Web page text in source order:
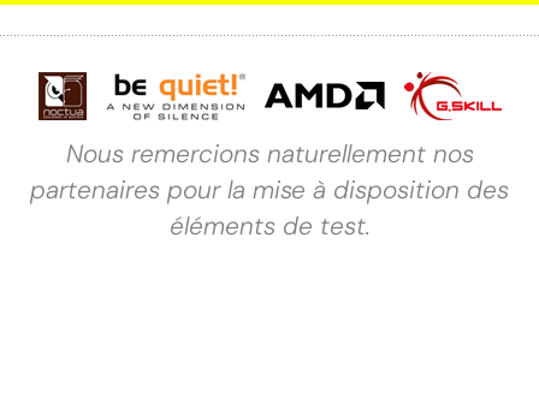
Nous remercions naturellement nos
partenaires pour la mise à disposition des
éléments de test.